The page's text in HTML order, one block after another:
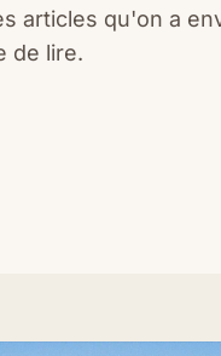
articles qu'on a
de lire.